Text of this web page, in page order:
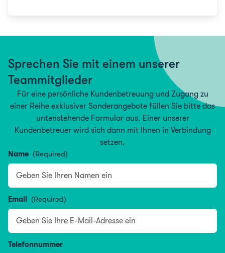
Sprechen Sie mit einem unserer
Teammitglieder
Für eine persönliche Kundenbetreuung und Zugang zu
einer Reihe exklusiver Sonderangebote füllen Sie bitte das
untenstehende Formular aus. Einer unserer
Kundenbetreuer wird sich dann mit Ihnen in Verbindung
setzen.
Name (Required)
Email (Required)
Telefonnummer